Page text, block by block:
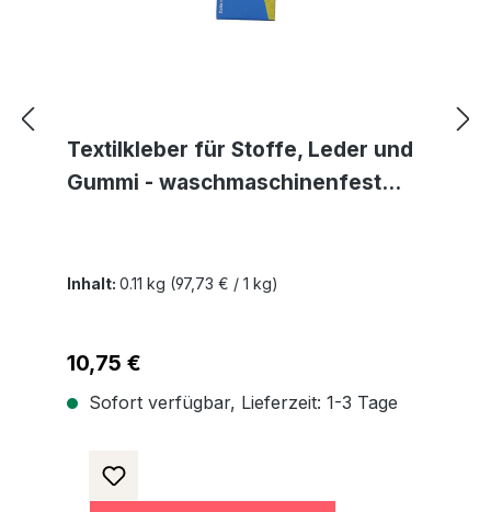
Textilkleber für Stoffe, Leder und
Gummi - waschmaschinenfest
Inhalt: 0.11 kg (97,73 € / 1 kg)
Regulärer Preis:
10,75 €
Sofort verfügbar, Lieferzeit: 1-3 Tage